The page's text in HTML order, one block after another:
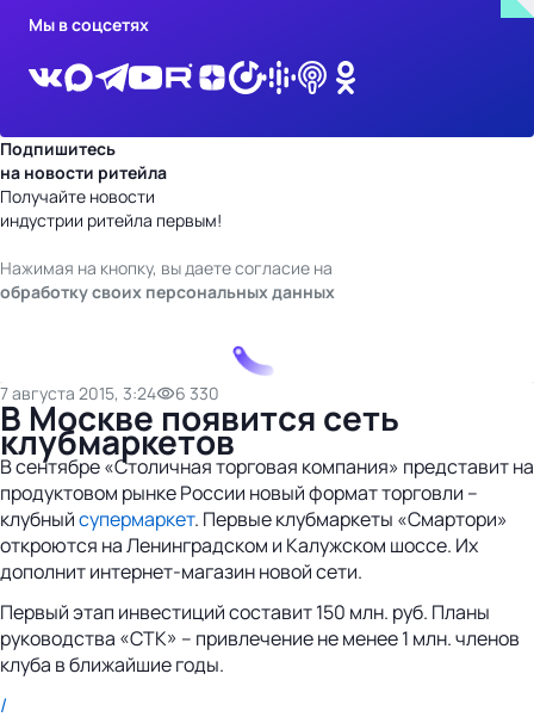
Мы в соцсетях
Подпишитесь
на новости ритейла
Получайте новости
индустрии ритейла первым!
Нажимая на кнопку, вы даете согласие на
обработку своих персональных данных
7 августа 2015, 3:24 6 330
В Москве появится сеть
клубмаркетов
В сентябре «Столичная торговая компания» представит на
продуктовом рынке России новый формат торговли –
клубныйсупермаркет. Первые клубмаркеты «Смартори»
откроются на Ленинградском и Калужском шоссе. Их
дополнит интернет-магазин новой сети.
Первый этап инвестиций составит 150 млн. руб. Планы
руководства «СТК» – привлечение не менее 1 млн. членов
клуба в ближайшие годы.
/